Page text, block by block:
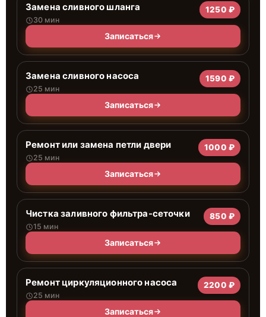
Замена сливного шланга
30 мин
1250 ₽
Записаться
Замена сливного насоса
25 мин
1590 ₽
Записаться
Ремонт или замена петли двери
25 мин
1000 ₽
Записаться
Чистка заливного фильтра-сеточки
15 мин
850 ₽
Записаться
Ремонт циркуляционного насоса
25 мин
2200 ₽
Записаться